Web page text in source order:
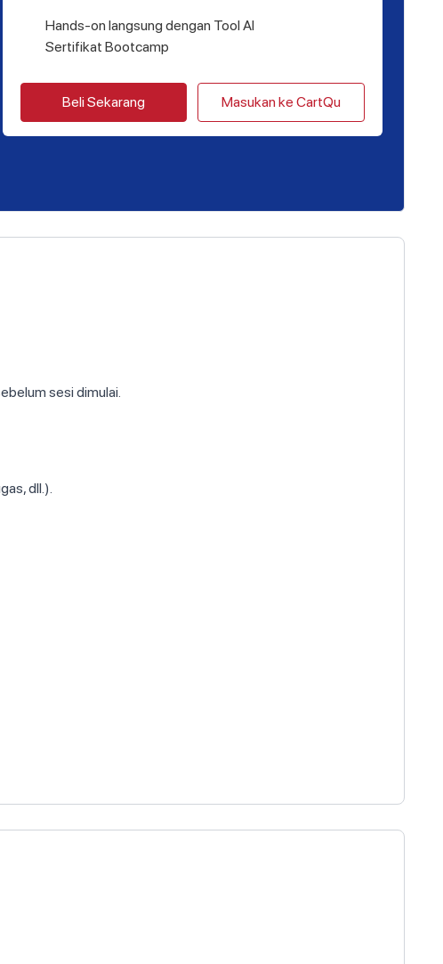
Hands-on langsung dengan Tool AI
Sertifikat Bootcamp
Beli Sekarang Masukan ke CartQu
sesi dimulai.
dll.).